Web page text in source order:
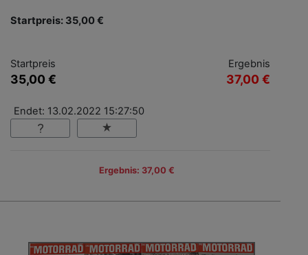
Startpreis: 35,00 €
Startpreis
35,00 €
Ergebnis
37,00 €
Endet: 13.02.2022 15:27:50
Ergebnis: 37,00 €